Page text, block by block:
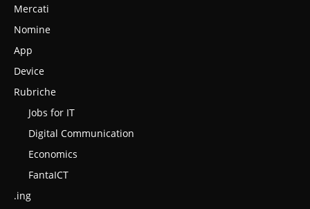
Mercati
Nomine
App
Device
Rubriche
Jobs for IT
Digital Communication
Economics
FantaICT
.ing